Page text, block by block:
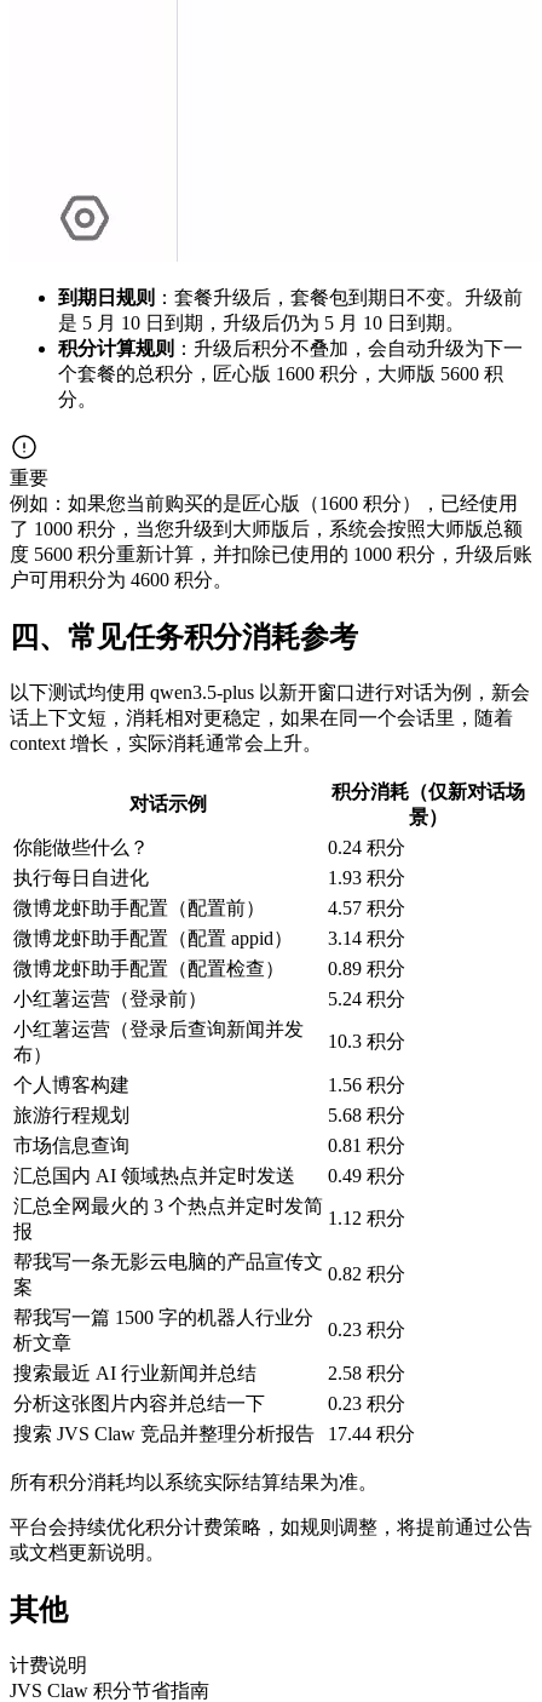
到期日规则 ：套餐升级后，套餐包到期日不变。升级前
是 5 月 10 日到期，升级后仍为 5 月 10 日到期。
积分计算规则 ：升级后积分不叠加，会自动升级为下一
个套餐的总积分，匠心版 1600 积分，大师版 5600 积
分。
重要
例如：如果您当前购买的是匠心版（1600 积分），已经使用
了 1000 积分，当您升级到大师版后，系统会按照大师版总额
度 5600 积分重新计算，并扣除已使用的 1000 积分，升级后账
户可用积分为 4600 积分。
四、常见任务积分消耗参考
以下测试均使用 qwen3.5-plus 以新开窗口进行对话为例，新会
话上下文短，消耗相对更稳定，如果在同一个会话里，随着
context 增长，实际消耗通常会上升。
对话示例
积分消耗（仅新对话场
景）
你能做些什么？
0.24 积分
执行每日自进化
1.93 积分
微博龙虾助手配置（配置前）
4.57 积分
微博龙虾助手配置（配置 appid）
3.14 积分
微博龙虾助手配置（配置检查）
0.89 积分
小红薯运营（登录前）
5.24 积分
小红薯运营（登录后查询新闻并发
布）
10.3 积分
个人博客构建
1.56 积分
旅游行程规划
5.68 积分
市场信息查询
0.81 积分
汇总国内 AI 领域热点并定时发送
0.49 积分
汇总全网最火的 3 个热点并定时发简
报
1.12 积分
帮我写一条无影云电脑的产品宣传文
案
0.82 积分
帮我写一篇 1500 字的机器人行业分
析文章
0.23 积分
搜索最近 AI 行业新闻并总结
2.58 积分
分析这张图片内容并总结一下
0.23 积分
搜索 JVS Claw 竞品并整理分析报告
17.44 积分
所有积分消耗均以系统实际结算结果为准。
平台会持续优化积分计费策略，如规则调整，将提前通过公告
或文档更新说明。
其他
计费说明
JVS Claw 积分节省指南